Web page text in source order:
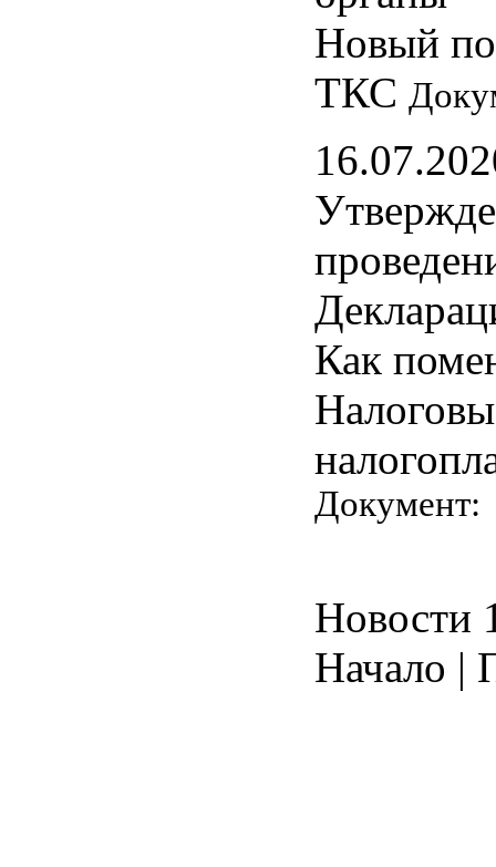
Новый
ТКС
Как
Новости
Начало |